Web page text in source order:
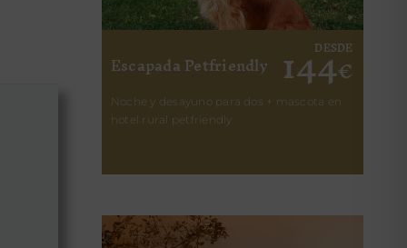
Escapada Petfriendly
DESDE
144€
Noche y desayuno para dos + mascota en
hotel rural petfriendly